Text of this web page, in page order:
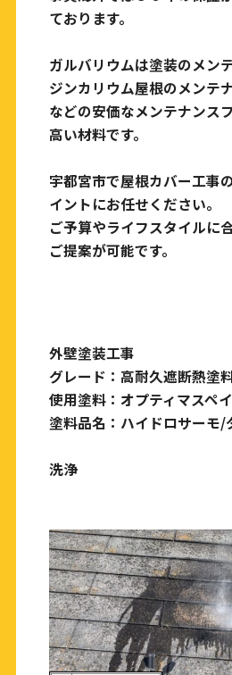
ております。
ガルバリウムは塗装のメン
ジンカリウム屋根のメンテ
などの安価なメンテナンス
高い材料です。
宇都宮市で屋根カバー工事
イントにお任せください。
ご予算やライフスタイルに
ご提案が可能です。
外壁塗装工事
グレード：高耐久遮断熱塗
使用塗料：オプティマスペ
塗料品名：ハイドロサーモ/
洗浄